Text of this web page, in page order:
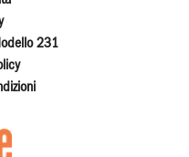
231